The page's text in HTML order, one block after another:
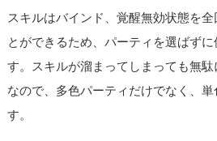
スキルはバインド、覚醒無効状態を
とができるため、パーティを選ばず
す。スキルが溜まってしまっても無
なので、多色パーティだけでなく、
す。